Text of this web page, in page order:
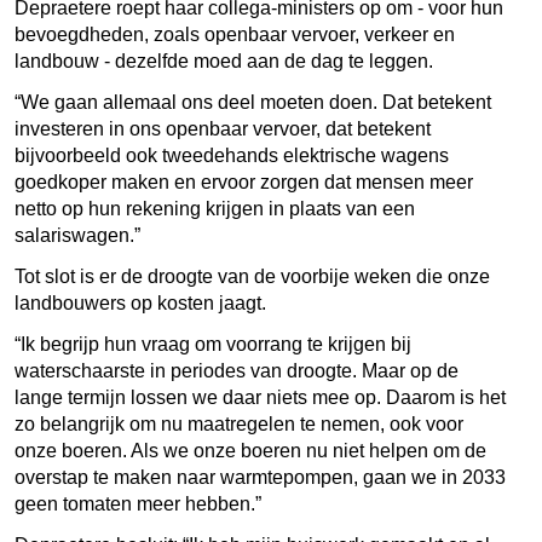
Depraetere roept haar collega-ministers op om - voor hun
bevoegdheden, zoals openbaar vervoer, verkeer en
landbouw - dezelfde moed aan de dag te leggen.
“We gaan allemaal ons deel moeten doen. Dat betekent
investeren in ons openbaar vervoer, dat betekent
bijvoorbeeld ook tweedehands elektrische wagens
goedkoper maken en ervoor zorgen dat mensen meer
netto op hun rekening krijgen in plaats van een
salariswagen.”
Tot slot is er de droogte van de voorbije weken die onze
landbouwers op kosten jaagt.
“Ik begrijp hun vraag om voorrang te krijgen bij
waterschaarste in periodes van droogte. Maar op de
lange termijn lossen we daar niets mee op. Daarom is het
zo belangrijk om nu maatregelen te nemen, ook voor
onze boeren. Als we onze boeren nu niet helpen om de
overstap te maken naar warmtepompen, gaan we in 2033
geen tomaten meer hebben.”